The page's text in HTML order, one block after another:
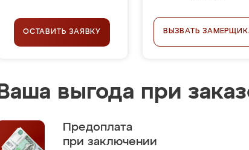
ОСТАВИТЬ ЗАЯВКУ ВЫЗВАТЬ
Ваша выгода при
Предоплата
при заключении